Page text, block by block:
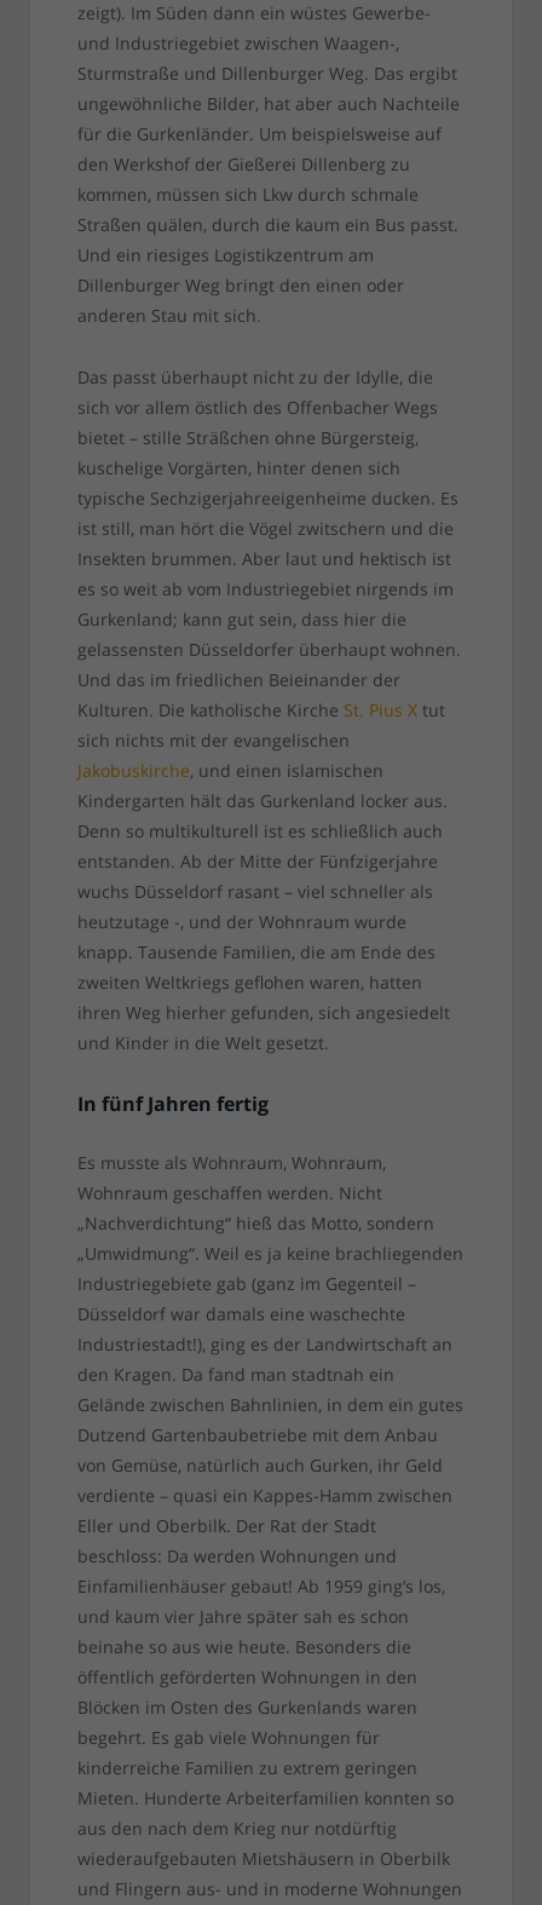
zeigt). Im Süden dann ein wüstes Gewerbe-
und Industriegebiet zwischen Waagen-,
Sturmstraße und Dillenburger Weg. Das ergibt
ungewöhnliche Bilder, hat aber auch Nachteile
für die Gurkenländer. Um beispielsweise auf
den Werkshof der Gießerei Dillenberg zu
kommen, müssen sich Lkw durch schmale
Straßen quälen, durch die kaum ein Bus passt.
Und ein riesiges Logistikzentrum am
Dillenburger Weg bringt den einen oder
anderen Stau mit sich.
Das passt überhaupt nicht zu der Idylle, die
sich vor allem östlich des Offenbacher Wegs
bietet – stille Sträßchen ohne Bürgersteig,
kuschelige Vorgärten, hinter denen sich
typische Sechzigerjahreeigenheime ducken. Es
ist still, man hört die Vögel zwitschern und die
Insekten brummen. Aber laut und hektisch ist
es so weit ab vom Industriegebiet nirgends im
Gurkenland; kann gut sein, dass hier die
gelassensten Düsseldorfer überhaupt wohnen.
Und das im friedlichen Beieinander der
Kulturen. Die katholische Kirche St. Pius Xtut
sich nichts mit der evangelischen
Jakobuskirche, und einen islamischen
Kindergarten hält das Gurkenland locker aus.
Denn so multikulturell ist es schließlich auch
entstanden. Ab der Mitte der Fünfzigerjahre
wuchs Düsseldorf rasant – viel schneller als
heutzutage -, und der Wohnraum wurde
knapp. Tausende Familien, die am Ende des
zweiten Weltkriegs geflohen waren, hatten
ihren Weg hierher gefunden, sich angesiedelt
und Kinder in die Welt gesetzt.
In fünf Jahren fertig
Es musste als Wohnraum, Wohnraum,
Wohnraum geschaffen werden. Nicht
„Nachverdichtung“ hieß das Motto, sondern
„Umwidmung“. Weil es ja keine brachliegenden
Industriegebiete gab (ganz im Gegenteil –
Düsseldorf war damals eine waschechte
Industriestadt!), ging es der Landwirtschaft an
den Kragen. Da fand man stadtnah ein
Gelände zwischen Bahnlinien, in dem ein gutes
Dutzend Gartenbaubetriebe mit dem Anbau
von Gemüse, natürlich auch Gurken, ihr Geld
verdiente – quasi ein Kappes-Hamm zwischen
Eller und Oberbilk. Der Rat der Stadt
beschloss: Da werden Wohnungen und
Einfamilienhäuser gebaut! Ab 1959 ging’s los,
und kaum vier Jahre später sah es schon
beinahe so aus wie heute. Besonders die
öffentlich geförderten Wohnungen in den
Blöcken im Osten des Gurkenlands waren
begehrt. Es gab viele Wohnungen für
kinderreiche Familien zu extrem geringen
Mieten. Hunderte Arbeiterfamilien konnten so
aus den nach dem Krieg nur notdürftig
wiederaufgebauten Mietshäusern in Oberbilk
und Flingern aus- und in moderne Wohnungen